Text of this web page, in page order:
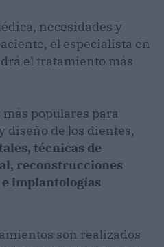
necesidades y
el especialista en
el tratamiento más
populares para
diseño de los dientes,
técnicas de
reconstrucciones
implantologías
son realizados